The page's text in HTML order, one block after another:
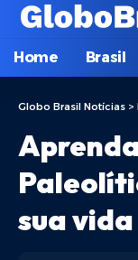
Home Brasil
Globo Brasil Notícias >
sua